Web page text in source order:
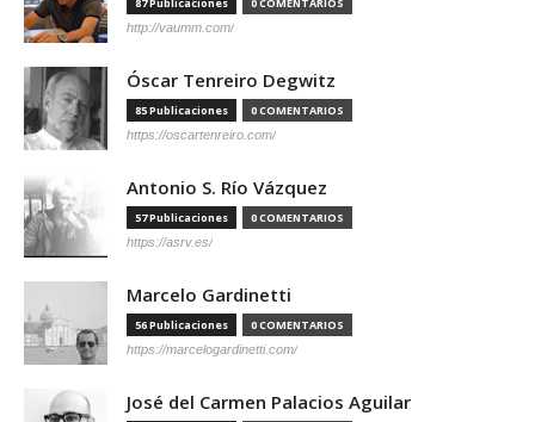
http://vaumm.com/
Óscar Tenreiro Degwitz
85 Publicaciones 0 COMENTARIOS
https://oscartenreiro.com/
Antonio S. Río Vázquez
57 Publicaciones 0 COMENTARIOS
https://asrv.es/
Marcelo Gardinetti
56 Publicaciones 0 COMENTARIOS
https://marcelogardinetti.com/
José del Carmen Palacios Aguilar